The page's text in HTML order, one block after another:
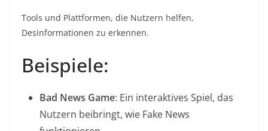
Tools und Plattformen, die Nutzern helfen,
Desinformationen zu erkennen.
Beispiele:
Bad News Game: Ein interaktives Spiel, das
Nutzern beibringt, wie Fake News